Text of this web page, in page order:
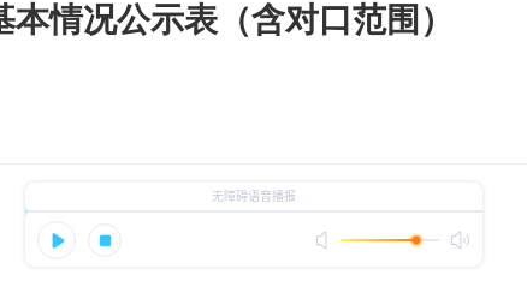
情况公示表（含对口范围）